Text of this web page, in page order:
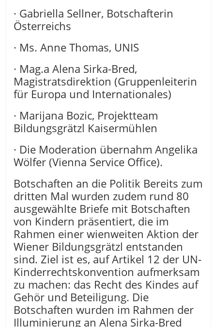
· Gabriella Sellner, Botschafterin
Österreichs
· Ms. Anne Thomas, UNIS
· Mag.a Alena Sirka-Bred,
Magistratsdirektion (Gruppenleiterin
für Europa und Internationales)
· Marijana Bozic, Projektteam
Bildungsgrätzl Kaisermühlen
· Die Moderation übernahm Angelika
Wölfer (Vienna Service Office).
Botschaften an die Politik Bereits zum
dritten Mal wurden zudem rund 80
ausgewählte Briefe mit Botschaften
von Kindern präsentiert, die im
Rahmen einer wienweiten Aktion der
Wiener Bildungsgrätzl entstanden
sind. Ziel ist es, auf Artikel 12 der UN-
Kinderrechtskonvention aufmerksam
zu machen: das Recht des Kindes auf
Gehör und Beteiligung. Die
Botschaften wurden im Rahmen der
Illuminierung an Alena Sirka-Bred